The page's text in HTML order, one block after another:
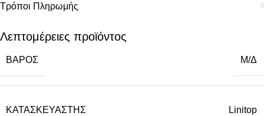
Τρόποι Πληρωμής
Λεπτομέρειες προϊόντος
ΒΆΡΟΣ Μ/Δ
ΚΑΤΑΣΚΕΥΑΣΤΉΣ Linitop